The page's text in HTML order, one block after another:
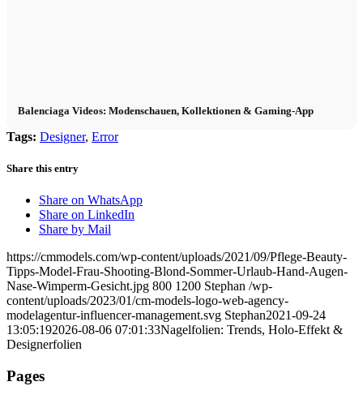
Balenciaga Videos: Modenschauen, Kollektionen & Gaming-App
Tags: Designer, Error
Share this entry
Share on WhatsApp
Share on LinkedIn
Share by Mail
https://cmmodels.com/wp-content/uploads/2021/09/Pflege-Beauty-
Tipps-Model-Frau-Shooting-Blond-Sommer-Urlaub-Hand-Augen-
Nase-Wimperm-Gesicht.jpg 800 1200 Stephan /wp-
content/uploads/2023/01/cm-models-logo-web-agency-
modelagentur-influencer-management.svg Stephan2021-09-24
13:05:192026-08-06 07:01:33Nagelfolien: Trends, Holo-Effekt &
Designerfolien
Pages